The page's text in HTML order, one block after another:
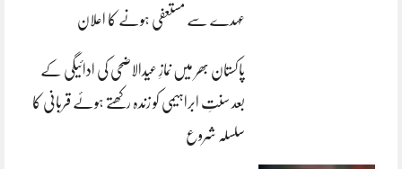
عہدے سے مستعفی ہونے کا اعلان
پاکستان بھر میں نمازِ عیدالاضحی کی ادائیگی کے
بعد سنتِ ابراہیمی کو زندہ رکھتے ہوئے قربانی کا
سلسلہ شروع